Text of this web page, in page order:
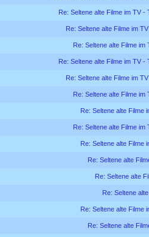
Re: Seltene alte Filme im TV -
Re: Seltene alte Filme im
Re: Seltene alte Filme im
Re: Seltene alte Filme im TV -
Re: Seltene alte Filme im
Re: Seltene alte Filme im
Re: Seltene alte Filme
Re: Seltene alte Filme im
Re: Seltene alte Filme
Re: Seltene alte
Re: Seltene alte
Re: Seltene
Re: Seltene alte Filme
Re: Seltene alte